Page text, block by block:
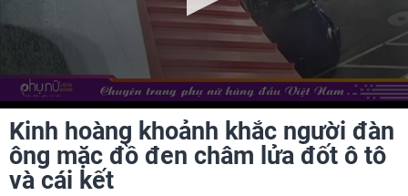
Kinh hoàng khoảnh khắc người đàn
ông mặc đồ đen châm lửa đốt ô tô
và cái kết